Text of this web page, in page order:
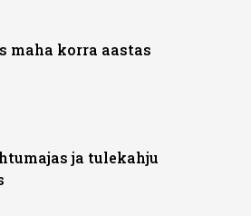
maha korra aastas
ja tulekahju